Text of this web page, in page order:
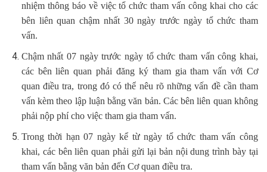
nhiệm thông báo về việc tổ chức tham vấn công khai cho các
bên liên quan chậm nhất 30 ngày trước ngày tổ chức tham
vấn.
Chậm nhất 07 ngày trước ngày tổ chức tham vấn công khai,
các bên liên quan phải đăng ký tham gia tham vấn với Cơ
quan điều tra, trong đó có thể nêu rõ những vấn đề cần tham
vấn kèm theo lập luận bằng văn bản. Các bên liên quan không
phải nộp phí cho việc tham gia tham vấn.
Trong thời hạn 07 ngày kể từ ngày tổ chức tham vấn công
khai, các bên liên quan phải gửi lại bản nội dung trình bày tại
tham vấn bằng văn bản đến Cơ quan điều tra.